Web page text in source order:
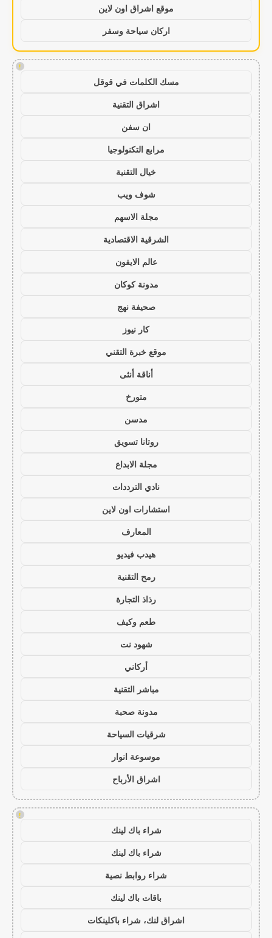
موقع اشراق اون لاين
اركان سياحة وسفر
!
مسك الكلمات في قوقل
اشراق التقنية
ان سفن
مرابع التكنولوجيا
خيال التقنية
شوف ويب
مجلة الاسهم
الشرقية الاقتصادية
عالم الايفون
مدونة كوكان
صحيفة نهج
كار نيوز
موقع خبرة التقني
أناقة أنثى
متورخ
مدسن
روتانا تسويق
مجلة الابداع
نادي الترددات
استشارات اون لاين
المعارف
هيدب فيديو
رمح التقنية
رذاذ التجارة
طعم وكيف
شهود نت
أركاني
مباشر التقنية
مدونة صحبة
شرقيات السياحة
موسوعة انوار
اشراق الأرباح
!
شراء باك لينك
شراء باك لينك
شراء روابط نصية
باقات باك لينك
اشراق لنك، شراء باكلينكات